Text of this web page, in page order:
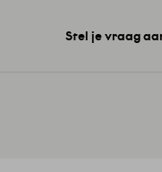
Stel je vraag